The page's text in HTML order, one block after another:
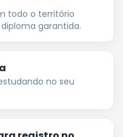
todo o território
garantida.
no seu